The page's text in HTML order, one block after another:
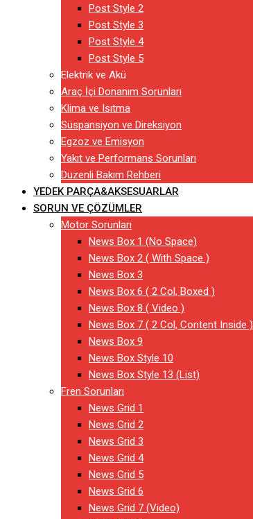
Post Style 2
Post Style 3
Post Style 4
Post Style 5
Elektrik ve Akü
Araç İçi Donanım Sorunları
Klima ve Isıtma
Süspansiyon ve Direksiyon
Egzoz ve Emisyon
Yakıt ve Performans Sorunları
Düzenli Bakım Rehberi
YEDEK PARÇA&AKSESUARLAR
SORUN VE ÇÖZÜMLER
Motor Sorunları
News Box 1 (No Space)
News Box 2 ( With Space )
News Box 3
News Box 6 ( 2 Col, Boxed )
News Box 8 ( Video )
News Box 7 ( 2 Col, Content Inside )
News Box 9
News Box Style 10
News Box Style 13 (List)
Fren Sorunları
News Grid 1
News Grid 2
News Grid 3
News Grid 4
News Grid 5
News Grid 6
News Grid 7 (Video)